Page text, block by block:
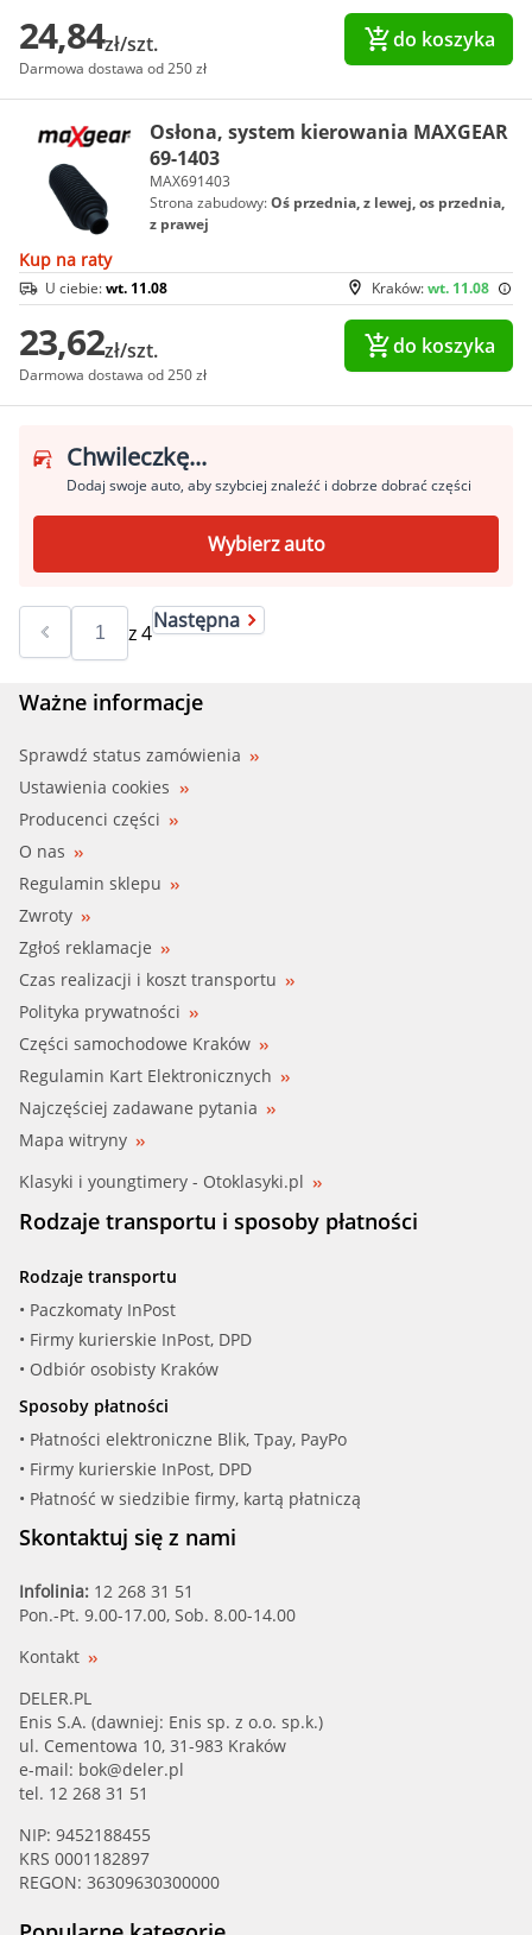
24,84zł/szt.
Darmowa dostawa od 250 zł
do koszyka
Osłona, system kierowania MAXGEAR
69-1403
MAX691403
Strona zabudowy:Oś przednia, z lewej, os przednia,
z prawej
Kup na raty
Kraków:wt. 11.08
U ciebie:wt. 11.08
23,62zł/szt.
Darmowa dostawa od 250 zł
do koszyka
Chwileczkę...
Dodaj swoje auto, aby szybciej znaleźć i dobrze dobrać części
Wybierz auto
z4Następna
Ważne informacje
Sprawdź status zamówienia
Ustawienia cookies
Producenci części
O nas
Regulamin sklepu
Zwroty
Zgłoś reklamacje
Czas realizacji i koszt transportu
Polityka prywatności
Części samochodowe Kraków
Regulamin Kart Elektronicznych
Najczęściej zadawane pytania
Mapa witryny
Klasyki i youngtimery - Otoklasyki.pl
Rodzaje transportu i sposoby płatności
Rodzaje transportu
• Paczkomaty InPost
• Firmy kurierskie InPost, DPD
• Odbiór osobisty Kraków
Sposoby płatności
• Płatności elektroniczne Blik, Tpay, PayPo
• Firmy kurierskie InPost, DPD
• Płatność w siedzibie firmy, kartą płatniczą
Skontaktuj się z nami
Infolinia: 12 268 31 51
Pon.-Pt. 9.00-17.00, Sob. 8.00-14.00
Kontakt
DELER.PL
Enis S.A. (dawniej: Enis sp. z o.o. sp.k.)
ul. Cementowa 10, 31-983 Kraków
e-mail: bok@deler.pl
tel. 12 268 31 51
NIP: 9452188455
KRS 0001182897
REGON: 36309630300000